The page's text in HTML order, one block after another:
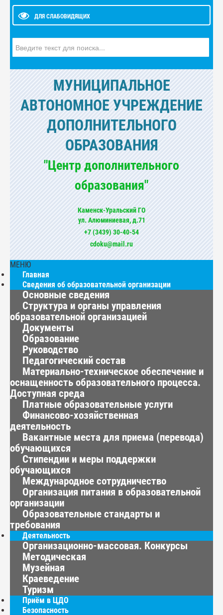
ДЛЯ СЛАБОВИДЯЩИХ
МУНИЦИПАЛЬНОЕ
АВТОНОМНОЕ УЧРЕЖДЕНИЕ
ДОПОЛНИТЕЛЬНОГО
ОБРАЗОВАНИЯ
"Центр дополнительного
образования"
Каменск-Уральский ГО
ул. Алюминиевая, д.71
+7 (3439) 30-40-54
cdoku@mail.ru
МЕНЮ
Главная
Сведения об образовательной организации
Основные сведения
Структура и органы управления
образовательной организацией
Документы
Образование
Руководство
Педагогический состав
Материально-техническое обеспечение и
оснащенность образовательного процесса.
Доступная среда
Платные образовательные услуги
Финансово-хозяйственная
деятельность
Вакантные места для приема (перевода)
обучающихся
Стипендии и меры поддержки
обучающихся
Международное сотрудничество
Организация питания в образовательной
организации
Образовательные стандарты и
требования
Деятельность
Организационно-массовая. Конкурсы
Методическая
Музейная
Краеведение
Туризм
Приём в ЦДО
Безопасность